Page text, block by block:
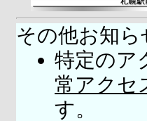
その他お知ら
特定のア
常アクセ
す。